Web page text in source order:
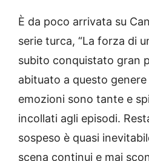
È da poco arrivata su
serie turca, “La forza di
subito conquistato gran
abituato a questo
emozioni sono tante e
incollati agli episodi.
sospeso è quasi
scena continui e mai